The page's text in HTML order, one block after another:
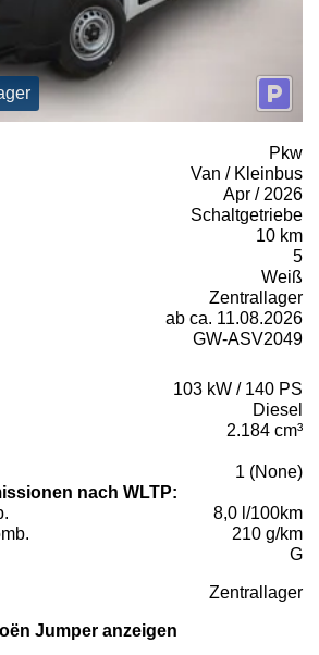
Pkw
Van / Kleinbus
Apr / 2026
Schaltgetriebe
10 km
5
Weiß
Zentrallager
ab ca. 11.08.2026
GW-ASV2049
103 kW / 140 PS
Diesel
2.184 cm³
1 (None)
nach WLTP:
8,0 l/100km
210 g/km
G
Zentrallager
Jumper anzeigen